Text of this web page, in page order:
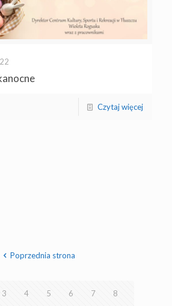
Czytaj więcej
Poprzednia strona
3 4 5 6 7 8